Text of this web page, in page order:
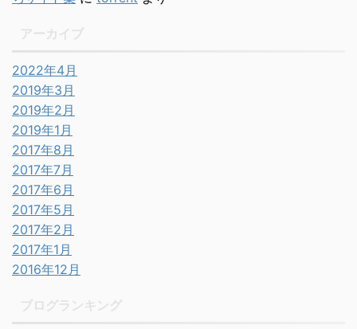
2022年4月
2019年3月
2019年2月
2019年1月
2017年8月
2017年7月
2017年6月
2017年5月
2017年2月
2017年1月
2016年12月